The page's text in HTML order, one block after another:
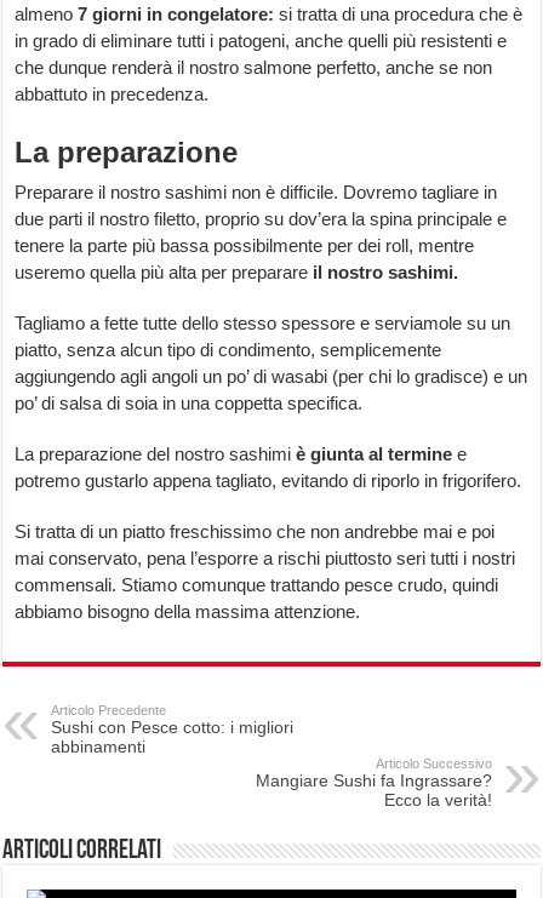
almeno 7 giorni in congelatore: si tratta di una procedura che è
in grado di eliminare tutti i patogeni, anche quelli più resistenti e
che dunque renderà il nostro salmone perfetto, anche se non
abbattuto in precedenza.
La preparazione
Preparare il nostro sashimi non è difficile. Dovremo tagliare in
due parti il nostro filetto, proprio su dov’era la spina principale e
tenere la parte più bassa possibilmente per dei roll, mentre
useremo quella più alta per preparare il nostro sashimi.
Tagliamo a fette tutte dello stesso spessore e serviamole su un
piatto, senza alcun tipo di condimento, semplicemente
aggiungendo agli angoli un po’ di wasabi (per chi lo gradisce) e un
po’ di salsa di soia in una coppetta specifica.
La preparazione del nostro sashimiè giunta al terminee
potremo gustarlo appena tagliato, evitando di riporlo in frigorifero.
Si tratta di un piatto freschissimo che non andrebbe mai e poi
mai conservato, pena l’esporre a rischi piuttosto seri tutti i nostri
commensali. Stiamo comunque trattando pesce crudo, quindi
abbiamo bisogno della massima attenzione.
Articolo Precedente
Sushi con Pesce cotto: i migliori
abbinamenti
Articolo Successivo
Mangiare Sushi fa Ingrassare?
Ecco la verità!
Articoli correlati